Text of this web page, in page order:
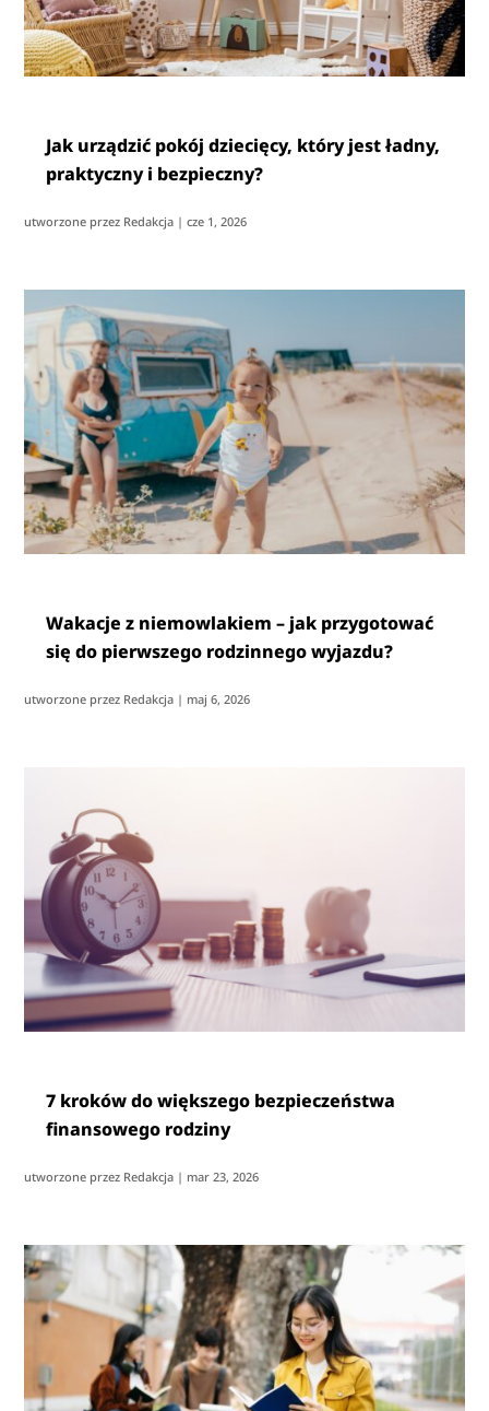
Jak urządzić pokój dziecięcy, który jest ładny,
praktyczny i bezpieczny?
utworzone przez Redakcja |cze 1, 2026
Wakacje z niemowlakiem – jak przygotować
się do pierwszego rodzinnego wyjazdu?
utworzone przez Redakcja | maj 6, 2026
7 kroków do większego bezpieczeństwa
finansowego rodziny
utworzone przez Redakcja | mar 23, 2026